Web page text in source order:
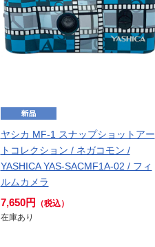
ヤシカ MF-1 スナップショットアー
トコレクション / ネガコモン /
YASHICA YAS-SACMF1A-02 / フィ
ルムカメラ
7,650円
（税込）
在庫あり